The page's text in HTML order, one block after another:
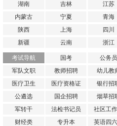
湖南
吉林 江苏
内蒙古
宁夏 青海
陕西
上海 四川
新疆
云南 浙江
考试导航 国考 公务员
军队文职
教师招聘 幼儿教
医疗卫生
医疗资格证 银行招
公遴选
国企招聘 烟草招
军转干
法检书记员 社区工
财经类
专升本 英语四